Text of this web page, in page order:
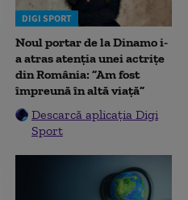
DIGI SPORT
Noul portar de la Dinamo i-
a atras atenția unei actrițe
din România: ”Am fost
împreună în altă viață”
Descarcă aplicația Digi
Sport